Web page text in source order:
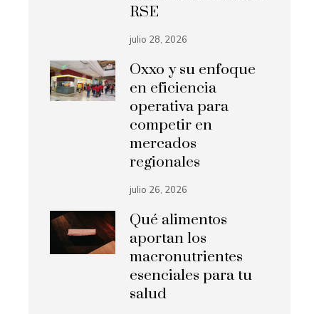
RSE
julio 28, 2026
Oxxo y su enfoque
en eficiencia
operativa para
competir en
mercados
regionales
julio 26, 2026
Qué alimentos
aportan los
macronutrientes
esenciales para tu
salud